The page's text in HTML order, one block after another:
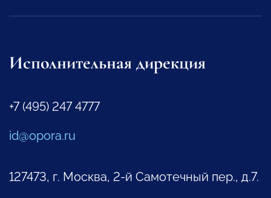
Исполнительная дирекция
+7 (495) 247 4777
id@opora.ru
127473, г. Москва, 2-й Самотечный пер., д.7.